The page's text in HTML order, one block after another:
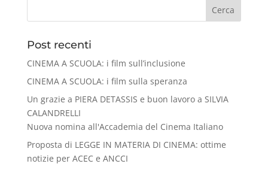
Cerca
Post recenti
CINEMA A SCUOLA: i film sull’inclusione
CINEMA A SCUOLA: i film sulla speranza
Un grazie a PIERA DETASSIS e buon lavoro a SILVIA
CALANDRELLI
Nuova nomina all'Accademia del Cinema Italiano
Proposta di LEGGE IN MATERIA DI CINEMA: ottime
notizie per ACEC e ANCCI